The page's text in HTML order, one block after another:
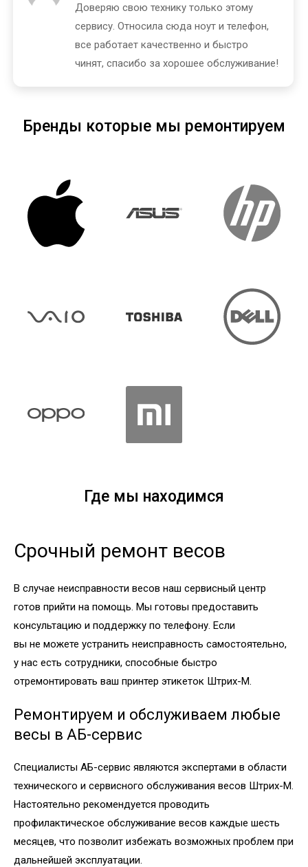
Доверяю свою технику только этому
сервису. Относила сюда ноут и телефон,
все работает качественно и быстро
чинят, спасибо за хорошее обслуживание!
Бренды которые мы ремонтируем
Где мы находимся
Срочный ремонт весов
В случае неисправности весов наш сервисный центр
готов прийти на помощь. Мы готовы предоставить
консультацию и поддержку по телефону. Если
вы не можете устранить неисправность самостоятельно,
у нас есть сотрудники, способные быстро
отремонтировать ваш принтер этикеток Штрих-М.
Ремонтируем и обслуживаем любые
весы в АБ-сервис
Специалисты АБ-сервис являются экспертами в области
технического и сервисного обслуживания весов Штрих-М.
Настоятельно рекомендуется проводить
профилактическое обслуживание весов каждые шесть
месяцев, что позволит избежать возможных проблем при
дальнейшей эксплуатации.